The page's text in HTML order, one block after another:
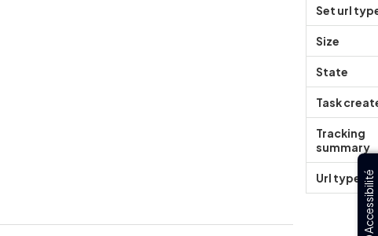
Accessibilité
Set url
Size
State
Task
Tracking
summary
Url type